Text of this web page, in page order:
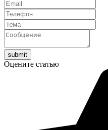
Оцените статью